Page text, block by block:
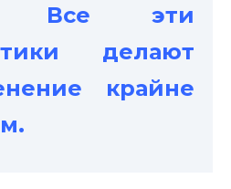
Все эти
делают
крайне